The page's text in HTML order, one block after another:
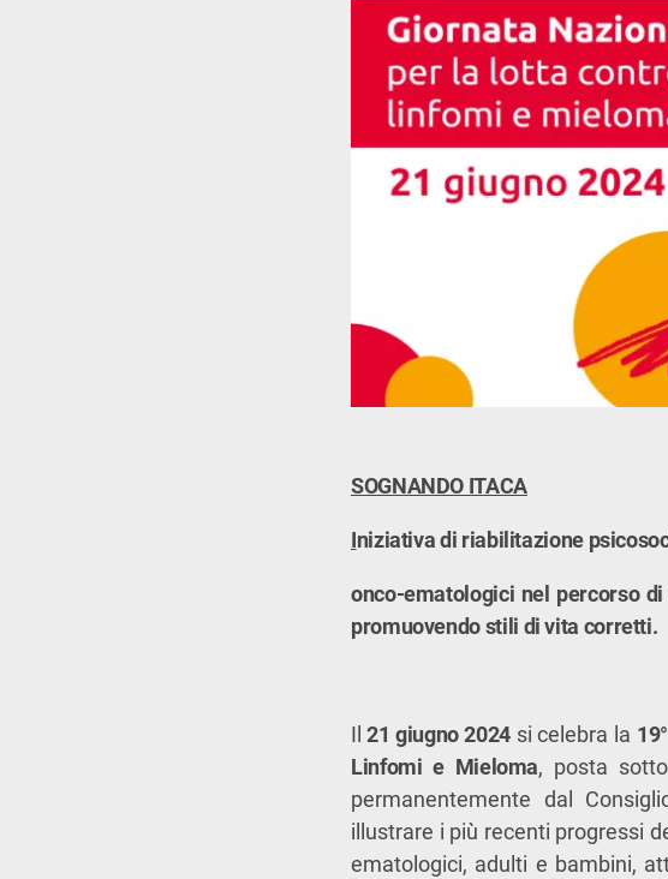
SOGNANDO ITACA
Iniziativa di riabilitazione
onco-ematologici nel percorso
promuovendo stili di vita corretti.
Il 21 giugno 2024si celebra la
Linfomi e Mieloma, posta
permanentemente dal
illustrare i più recenti progressi
ematologici, adulti e bambini,